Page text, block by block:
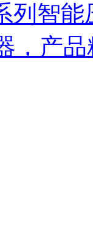
列智
，产